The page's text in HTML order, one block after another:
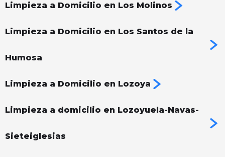
Limpieza a Domicilio en Los Molinos
Limpieza a Domicilio en Los Santos de la
Humosa
Limpieza a Domicilio en Lozoya
Limpieza a domicilio en Lozoyuela-Navas-
Sieteiglesias